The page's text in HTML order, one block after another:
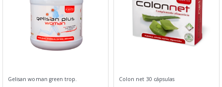
Gelisan woman green trop. Colon net 30 cápsulas